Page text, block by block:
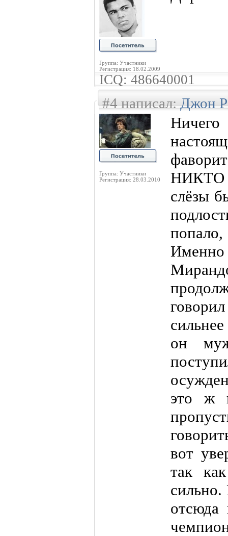
Группа: Участники
Регистрация: 18.02.2009
ICQ: 486640001
#4 написал:Джон
Группа: Участники
Регистрация: 28.03.2010
НИКТО
слёзы
он
это ж
вот
так
сильно.